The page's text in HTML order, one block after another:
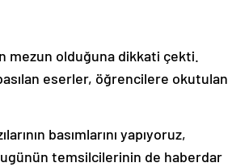
mezun olduğuna dikkati çekti.
eserler, öğrencilere okutulan
basımlarını yapıyoruz,
temsilcilerinin de haberdar